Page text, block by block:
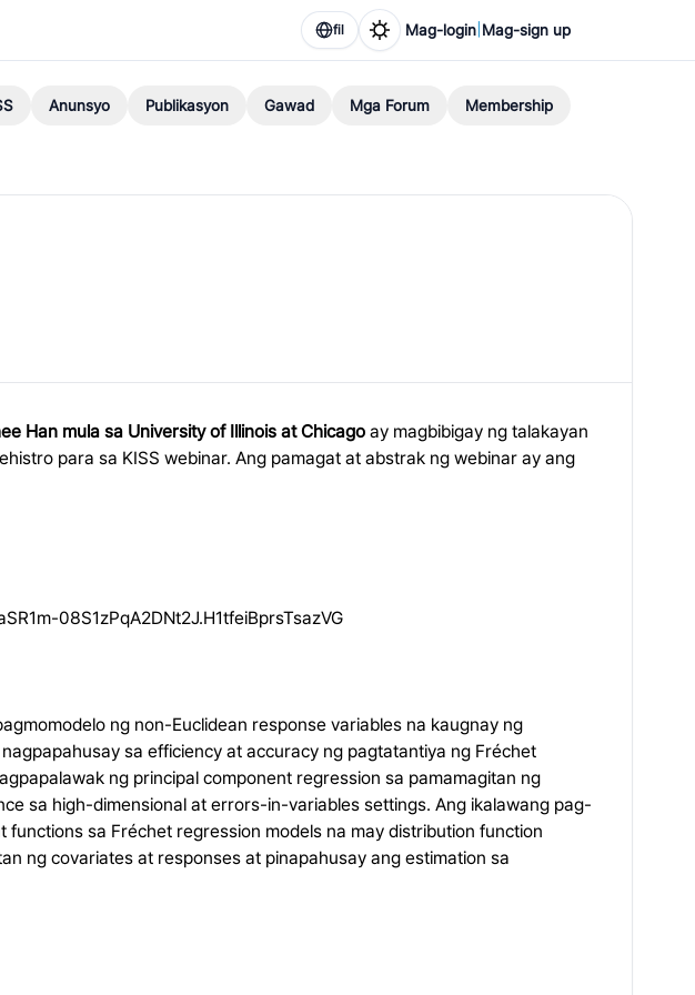
fil Mag-login Mag-sign up
Anunsyo Publikasyon Gawad Mga Forum Membership
Han mula sa University of Illinois at Chicago ay magbibigay ng talakayan
para sa KISS webinar. Ang pamagat at abstrak ng webinar ay ang
08S1zPqA2DNt2J.H1tfeiBprsTsazVG
ng non-Euclidean response variables na kaugnay ng
sa efficiency at accuracy ng pagtatantiya ng Fréchet
ng principal component regression sa pamamagitan ng
sa high-dimensional at errors-in-variables settings. Ang ikalawang pag-
sa Fréchet regression models na may distribution function
ng covariates at responses at pinapahusay ang estimation sa